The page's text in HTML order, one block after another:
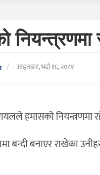
/ आइतबार, भदौ १६, २०८१
हमासको नियन्त्रणमा
बन्दी बनाएर राखेका